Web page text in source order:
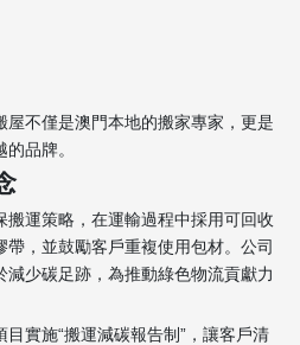
不僅是澳門本地的搬家專家，更是
品牌。
運策略，在運輸過程中採用可回收
，並鼓勵客戶重複使用包材。公司
少碳足跡，為推動綠色物流貢獻力
實施“搬運減碳報告制”，讓客戶清